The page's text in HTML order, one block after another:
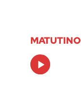
Audio
Player